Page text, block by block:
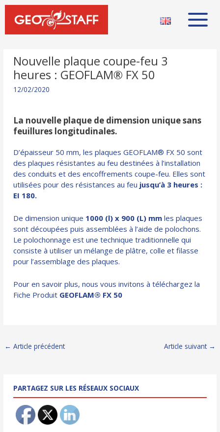
Nouvelle plaque coupe-feu 3
heures : GEOFLAM® FX 50
12/02/2020
La nouvelle plaque de dimension unique sans
feuillures longitudinales.
D’épaisseur 50 mm, les plaques GEOFLAM® FX 50 sont
des plaques résistantes au feu destinées à l’installation
des conduits et des encoffrements coupe-feu. Elles sont
utilisées pour des résistances au feu jusqu’à 3 heures :
EI 180.
De dimension unique 1000 (l) x 900 (L) mm les plaques
sont découpées puis assemblées à l’aide de polochons.
Le polochonnage est une technique traditionnelle qui
consiste à utiliser un mélange de plâtre, colle et filasse
pour l’assemblage des plaques.
Pour en savoir plus, nous vous invitons à téléchargez la
Fiche Produit GEOFLAM® FX 50
Navigation
← Article précédent Article suivant →
PARTAGEZ SUR LES RÉSEAUX SOCIAUX